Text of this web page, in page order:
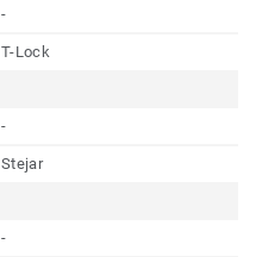
-
T-Lock
-
Stejar
-